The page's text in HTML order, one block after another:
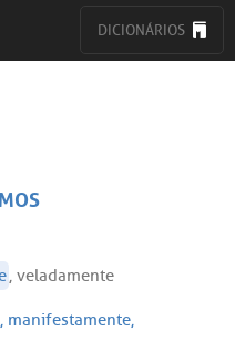
DICIONÁRIOS
, veladamente
, manifestamente,